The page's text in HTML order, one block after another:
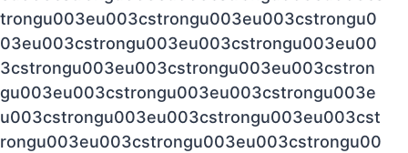
trongu003eu003cstrongu003eu003cstrongu0
03eu003cstrongu003eu003cstrongu003eu00
3cstrongu003eu003cstrongu003eu003cstron
gu003eu003cstrongu003eu003cstrongu003e
u003cstrongu003eu003cstrongu003eu003cst
rongu003eu003cstrongu003eu003cstrongu00